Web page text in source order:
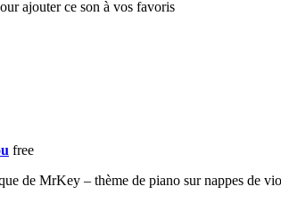
free
de MrKey – thème de piano sur nappes de